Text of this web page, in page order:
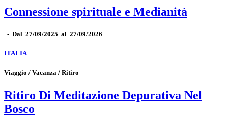
Connessione spirituale e Medianità
- Dal 27/09/2025 al 27/09/2026
ITALIA
Viaggio / Vacanza / Ritiro
Ritiro Di Meditazione Depurativa Nel
Bosco